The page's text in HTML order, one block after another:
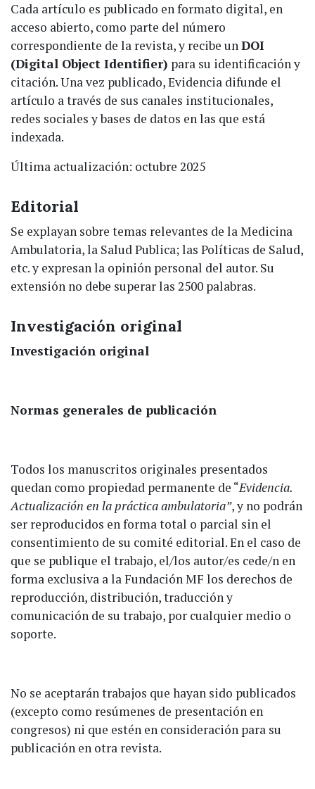
Cada artículo es publicado en formato digital, en
acceso abierto, como parte del número
correspondiente de la revista, y recibe unDOI
(Digital Object Identifier) para su identificación y
citación.Una vez publicado, Evidencia difunde el
artículo a través de sus canales institucionales,
redes sociales y bases de datos en las que está
indexada.
Última actualización: octubre 2025
Editorial
Se explayan sobre temas relevantes de la Medicina
Ambulatoria, la Salud Publica; las Políticas de Salud,
etc. y expresan la opinión personal del autor. Su
extensión no debe superar las 2500 palabras.
Investigación original
Investigación original
Normas generales de publicación
Todos los manuscritos originales presentados
quedan como propiedad permanente de “Evidencia.
Actualización en la práctica ambulatoria”, y no podrán
ser reproducidos en forma total o parcial sin el
consentimiento de su comité editorial. En el caso de
que se publique el trabajo, el/los autor/es cede/n en
forma exclusiva a la Fundación MF los derechos de
reproducción, distribución, traducción y
comunicación de su trabajo, por cualquier medio o
soporte.
No se aceptarán trabajos que hayan sido publicados
(excepto como resúmenes de presentación en
congresos) ni que estén en consideración para su
publicación en otra revista.